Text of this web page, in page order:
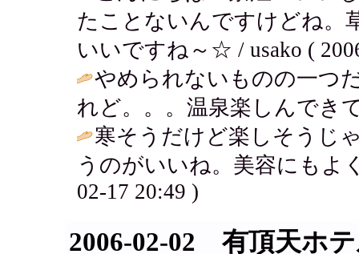
たことないんですけどね。
いいですね～☆ / usako (
やめられないものの一つ
れど。。。温泉楽しんでき
寒そうだけど楽しそうじ
うのがいいね。美容にも
02-17 20:49 )
2006-02-02 有頂天ホ